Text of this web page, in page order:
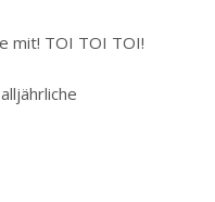
mit! TOI TOI TOI!